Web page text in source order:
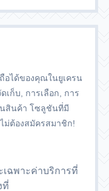
อได้ของคุณในยูเครน
เก็บ, การเลือก, การ
นสินค้า โซลูชันที่มี
ม่ต้องสมัครสมาชิก!
ฉพาะค่าบริการที่
ที่